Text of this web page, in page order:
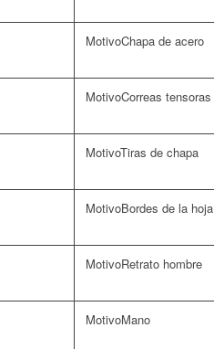
Chapa de acero
Correas tensoras
Tiras de chapa
Bordes de la hoja
Retrato hombre
Mano